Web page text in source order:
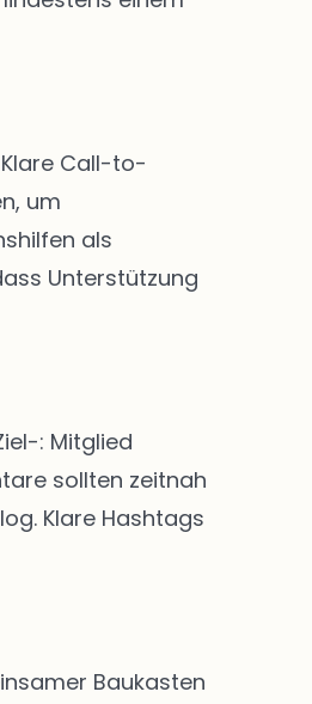
Call-to-
um
als
Unterstützung
: Mitglied
sollten zeitnah
Klare Hashtags
Baukasten